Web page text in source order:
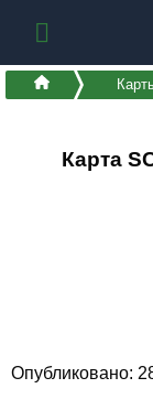
Карта
Опубликовано: